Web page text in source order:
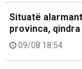
Situatë
provinca,
09/08 18:54